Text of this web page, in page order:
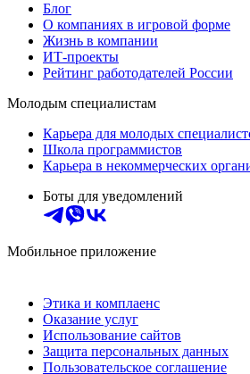
Блог
О компаниях в игровой форме
Жизнь в компании
ИТ-проекты
Рейтинг работодателей России
Молодым специалистам
Карьера для молодых
Школа программистов
Карьера в некоммерческих
Боты для уведомлений
Мобильное приложение
Этика и комплаенс
Оказание услуг
Использование сайтов
Защита персональных данных
Пользовательское соглашение